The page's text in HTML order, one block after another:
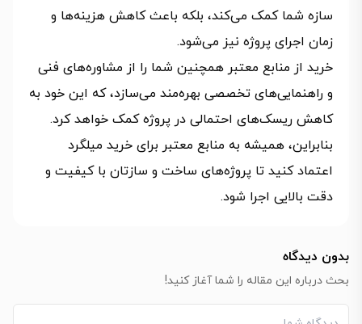
سازه شما کمک می‌کند، بلکه باعث کاهش هزینه‌ها و
زمان اجرای پروژه نیز می‌شود.
خرید از منابع معتبر همچنین شما را از مشاوره‌های فنی
و راهنمایی‌های تخصصی بهره‌مند می‌سازد، که این خود به
کاهش ریسک‌های احتمالی در پروژه کمک خواهد کرد.
بنابراین، همیشه به منابع معتبر برای خرید میلگرد
اعتماد کنید تا پروژه‌های ساخت و سازتان با کیفیت و
دقت بالایی اجرا شود.
بدون دیدگاه
بحث درباره این مقاله را شما آغاز کنید!